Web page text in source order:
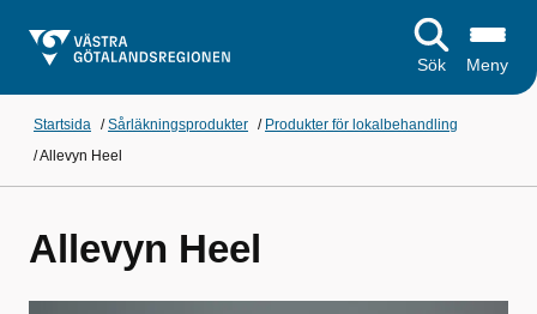
Sök Meny
Startsida /Sårläkningsprodukter / Produkter för lokalbehandling
/Allevyn Heel
Allevyn Heel